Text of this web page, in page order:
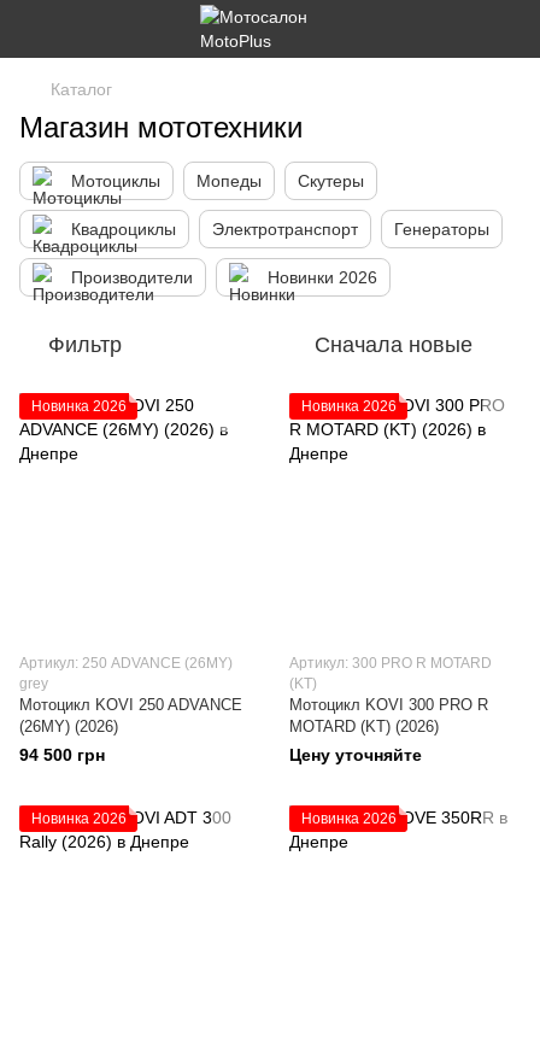
Каталог
Магазин мототехники
Мотоциклы Мопеды Скутеры
Квадроциклы Электротранспорт Генераторы
Производители Новинки 2026
Фильтр Сначала новые
Новинка 2026
Артикул: 250 ADVANCE (26MY)
grey
Мотоцикл KOVI 250 ADVANCE
(26MY) (2026)
94 500 грн
Новинка 2026
Артикул: 300 PRO R MOTARD
(KT)
Мотоцикл KOVI 300 PRO R
MOTARD (KT) (2026)
Цену уточняйте
Новинка 2026 Новинка 2026